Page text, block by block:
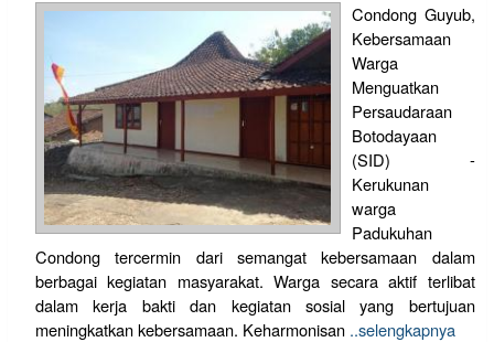
Condong Guyub,
Kebersamaan
Warga
Menguatkan
Persaudaraan
Botodayaan
(SID) -
Kerukunan
warga
Padukuhan
Condong tercermin dari semangat kebersamaan dalam
berbagai kegiatan masyarakat. Warga secara aktif terlibat
dalam kerja bakti dan kegiatan sosial yang bertujuan
meningkatkan kebersamaan. Keharmonisan ..selengkapnya